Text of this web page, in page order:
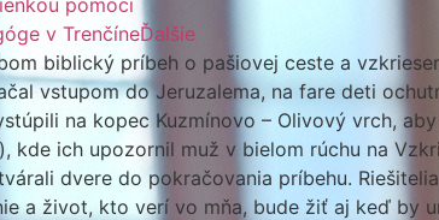
pomoci
v TrenčíneĎalšie
biblický príbeh o pašiovej ceste a
vstupom do Jeruzalema, na fare deti
na kopec Kuzmínovo – Olivový vrch,
ich upozornil muž v bielom rúchu na
dvere do pokračovania príbehu.
a život, kto verí vo mňa, bude žiť aj keď by